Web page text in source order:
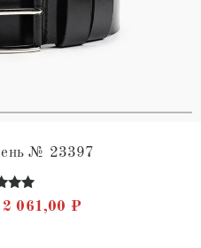
№ 23397
Первоначальная цена
2 061,00 ₽Текущая цена: